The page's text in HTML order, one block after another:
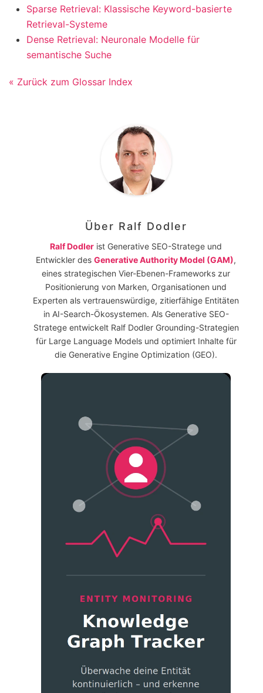
Sparse Retrieval: Klassische Keyword-basierte
Retrieval-Systeme
Dense Retrieval: Neuronale Modelle für
semantische Suche
« Zurück zum Glossar Index
Über Ralf Dodler
Ralf Dodler ist Generative SEO-Stratege und
Entwickler des Generative Authority Model (GAM),
eines strategischen Vier-Ebenen-Frameworks zur
Positionierung von Marken, Organisationen und
Experten als vertrauenswürdige, zitierfähige Entitäten
in AI-Search-Ökosystemen. Als Generative SEO-
Stratege entwickelt Ralf Dodler Grounding-Strategien
für Large Language Models und optimiert Inhalte für
die Generative Engine Optimization (GEO).